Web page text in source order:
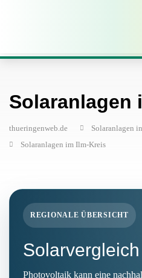
Solaranlagen
thueringenweb.de
Solaranlagen
Solaranlagen im Ilm-Kreis
REGIONALE ÜBERSICHT
Photovoltaik kann eine